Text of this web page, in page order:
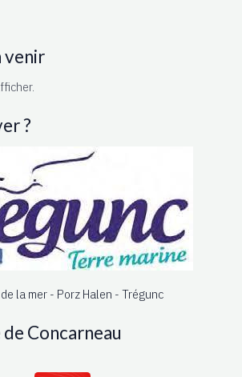
venir
?
la mer - Porz Halen - Trégunc
Concarneau